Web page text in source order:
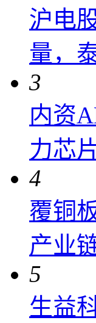
沪电
量，
3
内资
力芯
4
覆铜
产业
5
生益